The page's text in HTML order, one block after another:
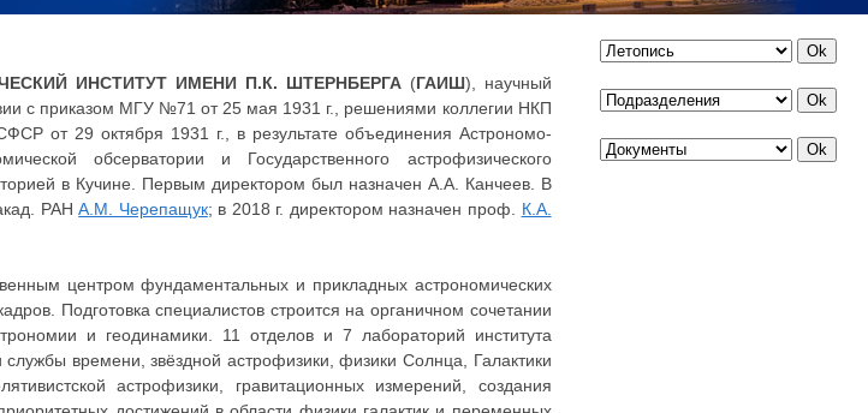
ИНСТИТУТ ИМЕНИ П.К. ШТЕРНБЕРГА(ГАИШ), научный
с приказом МГУ №71 от 25 мая 1931 г., решениями коллегии НКП
от 29 октября 1931 г., в результате объединения Астрономо-
обсерватории и Государственного астрофизического
в Кучине. Первым директором был назначен А.А. Канчеев. В
РАНА.М. Черепащук; в 2018 г. директором назначен проф. К.А.
центром фундаментальных и прикладных астрономических
Подготовка специалистов строится на органичном сочетании
и геодинамики. 11 отделов и 7 лабораторий института
времени, звёздной астрофизики, физики Солнца, Галактики
астрофизики, гравитационных измерений, создания